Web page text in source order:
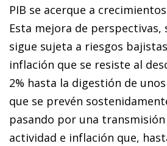
PIB se acerque a
Esta mejora de perspectivas,
sigue sujeta a riesgos
inflación que se resiste al
2% hasta la digestión de
que se prevén
pasando por una transmisión
actividad e inflación que,